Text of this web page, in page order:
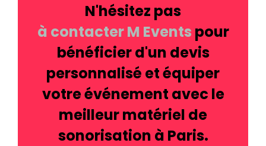
N'hésitez pas
à contacter M Events pour
bénéficier d'un devis
personnalisé et équiper
votre événement avec le
meilleur matériel de
sonorisation à Paris.